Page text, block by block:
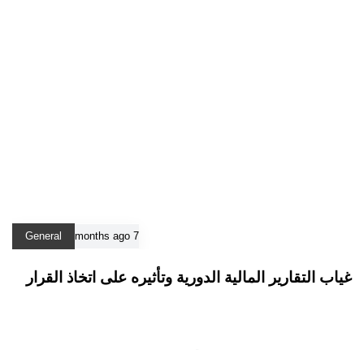
7 months ago
General
غياب التقارير المالية الدورية وتأثيره على اتخاذ القرار